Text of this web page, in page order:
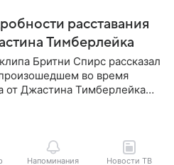
расставания
Тимберлейка
Бритни Спирс рассказал
во время
от Джастина Тимберлейка
Напоминания Новости ТВ